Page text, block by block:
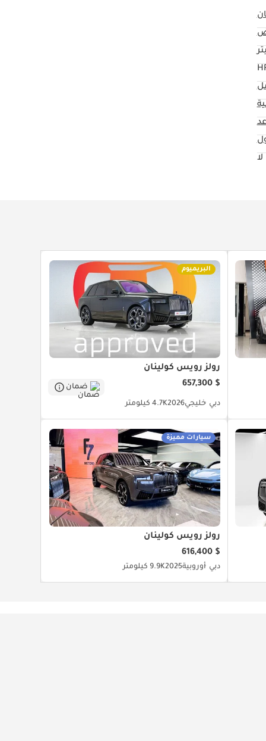
لا
البريميوم
رولز رويس كولينان
$ 657,300
ضمان
دبي خليجي20264.7K كيلومتر
سيارات مميزة
رولز رويس كولينان
$ 616,400
دبي أوروبية20259.9K كيلومتر